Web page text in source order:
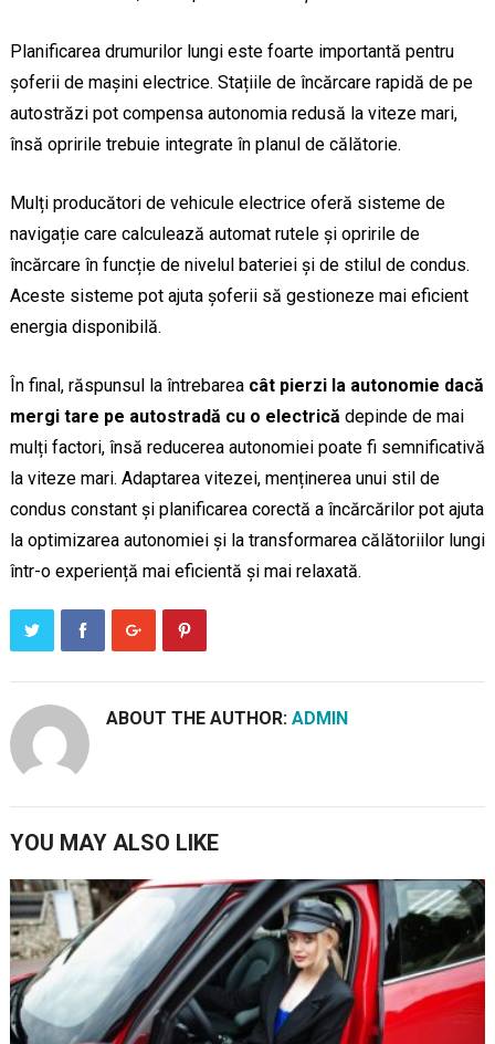
Planificarea drumurilor lungi este foarte importantă pentru
șoferii de mașini electrice. Stațiile de încărcare rapidă de pe
autostrăzi pot compensa autonomia redusă la viteze mari,
însă opririle trebuie integrate în planul de călătorie.
Mulți producători de vehicule electrice oferă sisteme de
navigație care calculează automat rutele și opririle de
încărcare în funcție de nivelul bateriei și de stilul de condus.
Aceste sisteme pot ajuta șoferii să gestioneze mai eficient
energia disponibilă.
În final, răspunsul la întrebarea cât pierzi la autonomie dacă
mergi tare pe autostradă cu o electrică depinde de mai
mulți factori, însă reducerea autonomiei poate fi semnificativă
la viteze mari. Adaptarea vitezei, menținerea unui stil de
condus constant și planificarea corectă a încărcărilor pot ajuta
la optimizarea autonomiei și la transformarea călătoriilor lungi
într-o experiență mai eficientă și mai relaxată.
ABOUT THE AUTHOR: ADMIN
YOU MAY ALSO LIKE